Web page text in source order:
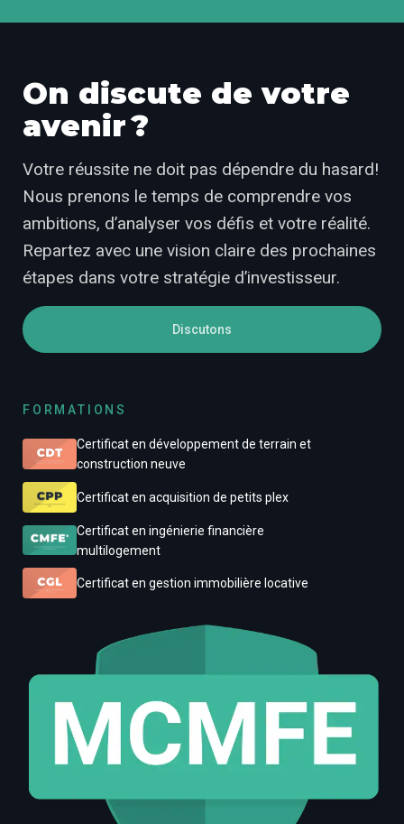
On discute de votre
avenir ?
Votre réussite ne doit pas dépendre du hasard!
Nous prenons le temps de comprendre vos
ambitions, d’analyser vos défis et votre réalité.
Repartez avec une vision claire des prochaines
étapes dans votre stratégie d’investisseur.
Discutons
FORMATIONS
Certificat en développement de terrain et
construction neuve
Certificat en acquisition de petits plex
Certificat en ingénierie financière
multilogement
Certificat en gestion immobilière locative